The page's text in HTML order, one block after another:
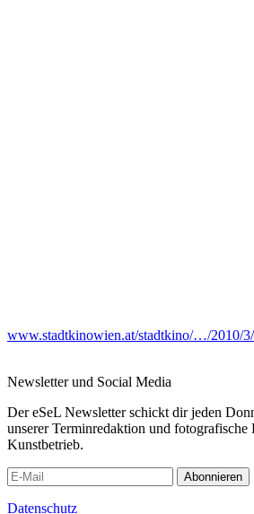
www.stadtkinowien.at/stadtkino/…/2010/
Newsletter und Social Media
Der eSeL Newsletter schickt dir jeden
unserer Terminredaktion und fotografische
Kunstbetrieb.
Abonnieren
Datenschutz